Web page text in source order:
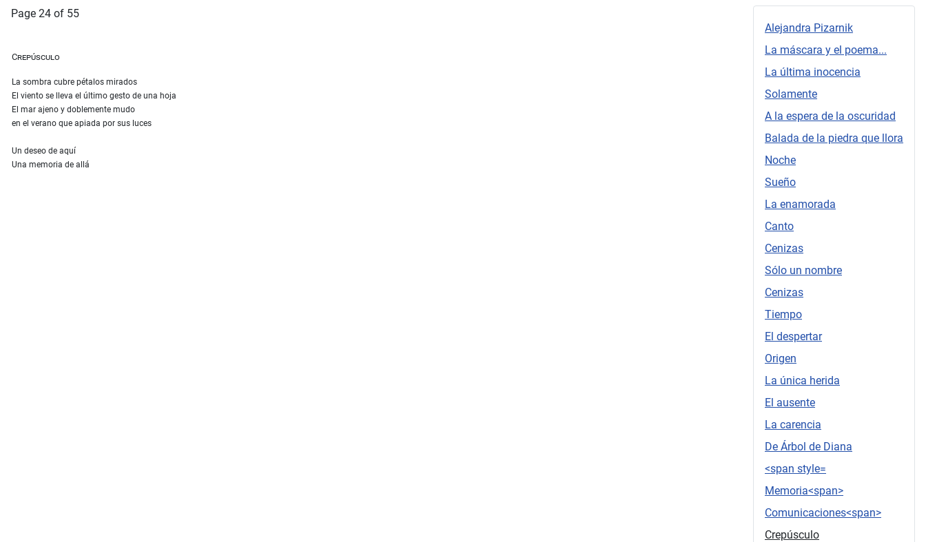
Alejandra Pizarnik
La máscara y el poema...
La última inocencia
Solamente
A la espera de la oscuridad
Balada de la piedra que llora
Noche
Sueño
La enamorada
Canto
Cenizas
Sólo un nombre
Cenizas
Tiempo
El despertar
Origen
La única herida
El ausente
La carencia
De Árbol de Diana
<span style=
Memoria<span>
Comunicaciones<span>
Crepúsculo
Page 24 of 55
Crepúsculo
La sombra cubre pétalos mirados
El viento se lleva el último gesto de una hoja
El mar ajeno y doblemente mudo
en el verano que apiada por sus luces
Un deseo de aquí
Una memoria de allá